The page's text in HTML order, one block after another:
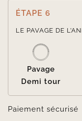
ÉTAPE 6
LE PAVAGE DE
Pavage
Demi tour
Paiement sécurisé